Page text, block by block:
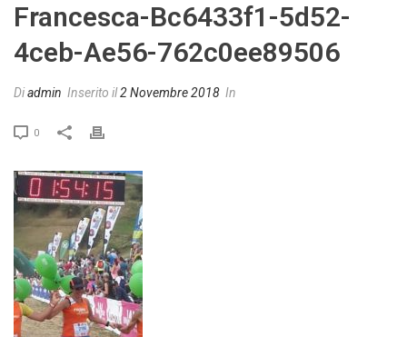
Francesca-Bc6433f1-5d52-
4ceb-Ae56-762c0ee89506
Diadmin Inserito il2 Novembre 2018 In
0